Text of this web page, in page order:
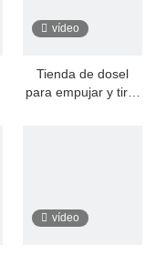
vídeo
Tienda de dosel
para empujar y tirar
vídeo